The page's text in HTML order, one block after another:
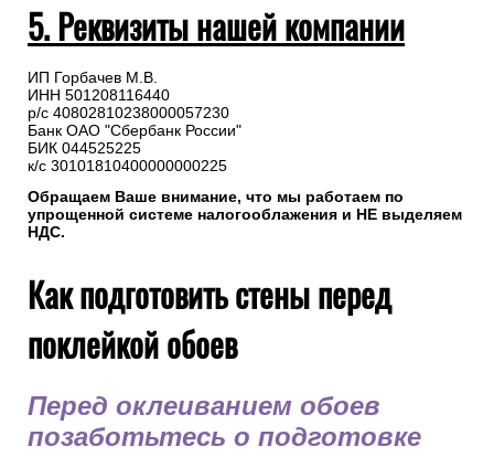
5. Реквизиты нашей компании
ИП Горбачев М.В.
ИНН 501208116440
р/с 40802810238000057230
Банк ОАО "Сбербанк России"
БИК 044525225
к/с 30101810400000000225
Обращаем Ваше внимание, что мы работаем по
упрощенной системе налогооблажения и НЕ выделяем
НДС.
Как подготовить стены перед
поклейкой обоев
Перед оклеиванием обоев
позаботьтесь о подготовке